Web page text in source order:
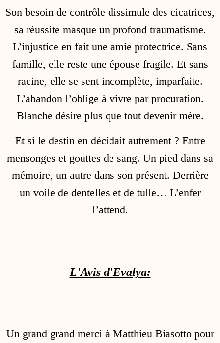
Son besoin de contrôle dissimule des cicatrices,
sa réussite masque un profond traumatisme.
L’injustice en fait une amie protectrice. Sans
famille, elle reste une épouse fragile. Et sans
racine, elle se sent incomplète, imparfaite.
L’abandon l’oblige à vivre par procuration.
Blanche désire plus que tout devenir mère.
Et si le destin en décidait autrement ? Entre
mensonges et gouttes de sang. Un pied dans sa
mémoire, un autre dans son présent. Derrière
un voile de dentelles et de tulle… L’enfer
l’attend.
L'Avis d'Evalya:
Un grand grand merci à Matthieu Biasotto pour